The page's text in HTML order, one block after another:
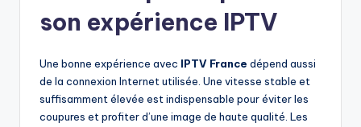
son expérience IPTV
Une bonne expérience avec IPTV France dépend aussi
de la connexion Internet utilisée. Une vitesse stable et
suffisamment élevée est indispensable pour éviter les
coupures et profiter d’une image de haute qualité. Les